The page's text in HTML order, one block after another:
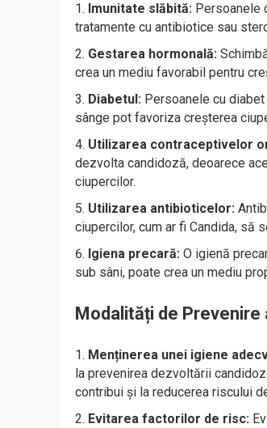
Imunitate slăbită: Persoanele
tratamente cu antibiotice sau
Gestarea hormonală:
crea un mediu favorabil pentru
Diabetul: Persoanele cu
sânge pot favoriza creșterea
Utilizarea contraceptivelor
dezvolta candidoză, deoarece
ciupercilor.
Utilizarea antibioticelor:
ciupercilor, cum ar fi Candida, să
Igiena precară: O igienă
sub sâni, poate crea un mediu
Modalități de Prevenire
Menținerea unei igiene
la prevenirea dezvoltării
contribui și la reducerea riscului
Evitarea factorilor de risc: